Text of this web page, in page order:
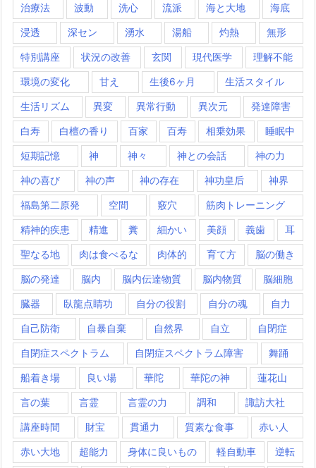
治療法 波動 洗心 流派 海と大地 海底
浸透 深セン 湧水 湯船 灼熱 無形
特別講座 状況の改善 玄関 現代医学 理解不能
環境の変化 甘え 生後6ヶ月 生活スタイル
生活リズム 異変 異常行動 異次元 発達障害
白寿 白檀の香り 百家 百寿 相乗効果 睡眠中
短期記憶 神 神々 神との会話 神の力
神の喜び 神の声 神の存在 神功皇后 神界
福島第二原発 空間 竅穴 筋肉トレーニング
精神的疾患 精進 糞 細かい 美顔 義歯 耳
聖なる地 肉は食べるな 肉体的 育て方 脳の働き
脳の発達 脳内 脳内伝達物質 脳内物質 脳細胞
臓器 臥龍点睛功 自分の役割 自分の魂 自力
自己防衛 自暴自棄 自然界 自立 自閉症
自閉症スペクトラム 自閉症スペクトラム障害 舞踊
船着き場 良い場 華陀 華陀の神 蓮花山
言の葉 言霊 言霊の力 調和 諏訪大社
講座時間 財宝 貫通力 質素な食事 赤い人
赤い大地 超能力 身体に良いもの 軽自動車 逆転